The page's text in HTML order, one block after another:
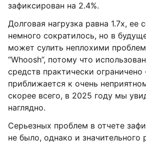
зафиксирован на 2.4%.
Долговая нагрузка равна 1.7х, ее
немного сократилось, но в
может сулить неплохими
“Whoosh”, потому что
средств практически
приближается к очень
скорее всего, в 2025 году мы
наглядно.
Серьезных проблем в отчете
не было, однако и значительного